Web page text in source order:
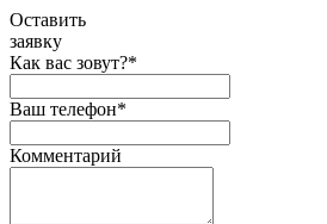
Оставить
заявку
Как вас зовут?*
Ваш телефон*
Комментарий